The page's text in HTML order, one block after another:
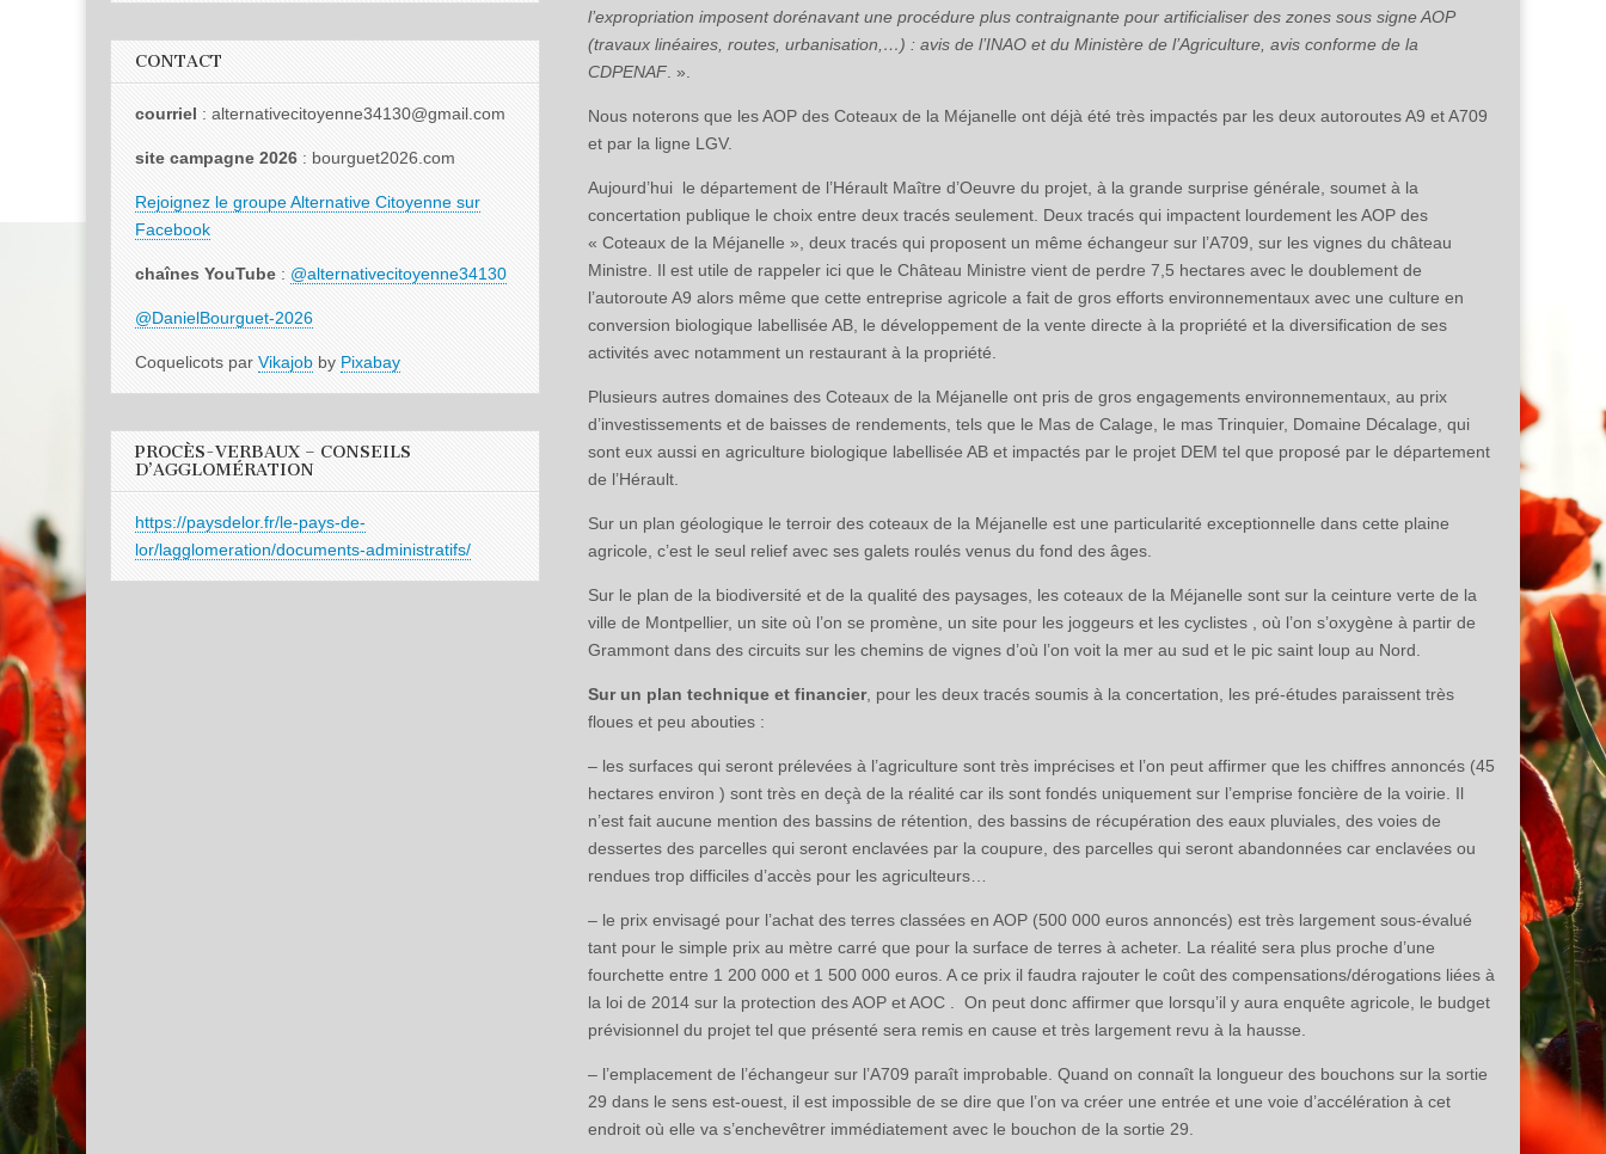
l’expropriation imposent dorénavant une procédure plus contraignante pour artificialiser des zones sous signe AOP
(travaux linéaires, routes, urbanisation,…) : avis de l’INAO et du Ministère de l’Agriculture, avis conforme de la
CDPENAF . ».
Nous noterons que les AOP des Coteaux de la Méjanelle ont déjà été très impactés par les deux autoroutes A9 et A709
et par la ligne LGV.
Aujourd’hui le département de l’Hérault Maître d’Oeuvre du projet, à la grande surprise générale, soumet à la
concertation publique le choix entre deux tracés seulement. Deux tracés qui impactent lourdement les AOP des
« Coteaux de la Méjanelle », deux tracés qui proposent un même échangeur sur l’A709, sur les vignes du château
Ministre. Il est utile de rappeler ici que le Château Ministre vient de perdre 7,5 hectares avec le doublement de
l’autoroute A9 alors même que cette entreprise agricole a fait de gros efforts environnementaux avec une culture en
conversion biologique labellisée AB, le développement de la vente directe à la propriété et la diversification de ses
activités avec notamment un restaurant à la propriété.
Plusieurs autres domaines des Coteaux de la Méjanelle ont pris de gros engagements environnementaux, au prix
d’investissements et de baisses de rendements, tels que le Mas de Calage, le mas Trinquier, Domaine Décalage, qui
sont eux aussi en agriculture biologique labellisée AB et impactés par le projet DEM tel que proposé par le département
de l’Hérault.
Sur un plan géologique le terroir des coteaux de la Méjanelle est une particularité exceptionnelle dans cette plaine
agricole, c’est le seul relief avec ses galets roulés venus du fond des âges.
Sur le plan de la biodiversité et de la qualité des paysages, les coteaux de la Méjanelle sont sur la ceinture verte de la
ville de Montpellier, un site où l’on se promène, un site pour les joggeurs et les cyclistes , où l’on s’oxygène à partir de
Grammont dans des circuits sur les chemins de vignes d’où l’on voit la mer au sud et le pic saint loup au Nord.
Sur un plan technique et financier, pour les deux tracés soumis à la concertation, les pré-études paraissent très
floues et peu abouties :
– les surfaces qui seront prélevées à l’agriculture sont très imprécises et l’on peut affirmer que les chiffres annoncés (45
hectares environ ) sont très en deçà de la réalité car ils sont fondés uniquement sur l’emprise foncière de la voirie. Il
n’est fait aucune mention des bassins de rétention, des bassins de récupération des eaux pluviales, des voies de
dessertes des parcelles qui seront enclavées par la coupure, des parcelles qui seront abandonnées car enclavées ou
rendues trop difficiles d’accès pour les agriculteurs…
– le prix envisagé pour l’achat des terres classées en AOP (500 000 euros annoncés) est très largement sous-évalué
tant pour le simple prix au mètre carré que pour la surface de terres à acheter. La réalité sera plus proche d’une
fourchette entre 1 200 000 et 1 500 000 euros. A ce prix il faudra rajouter le coût des compensations/dérogations liées à
la loi de 2014 sur la protection des AOP et AOC . On peut donc affirmer que lorsqu’il y aura enquête agricole, le budget
prévisionnel du projet tel que présenté sera remis en cause et très largement revu à la hausse.
– l’emplacement de l’échangeur sur l’A709 paraît improbable. Quand on connaît la longueur des bouchons sur la sortie
29 dans le sens est-ouest, il est impossible de se dire que l’on va créer une entrée et une voie d’accélération à cet
endroit où elle va s’enchevêtrer immédiatement avec le bouchon de la sortie 29.
CONTACT
courriel : alternativecitoyenne34130@gmail.com
site campagne 2026 : bourguet2026.com
Rejoignez le groupe Alternative Citoyenne sur
Facebook
chaînes YouTube : @alternativecitoyenne34130
@DanielBourguet-2026
Coquelicots par Vikajob by Pixabay
PROCÈS-VERBAUX – CONSEILS
D’AGGLOMÉRATION
https://paysdelor.fr/le-pays-de-
lor/lagglomeration/documents-administratifs/